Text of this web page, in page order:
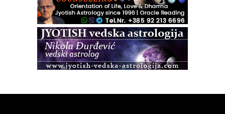
Osnovni ThetaHealing® tečaj, Zagreb i Online
Zagreb
Osnovna radionica za izscjeljivanje pranom (Basic Pranic
Healing course)
Access BARS®, otpusti stres